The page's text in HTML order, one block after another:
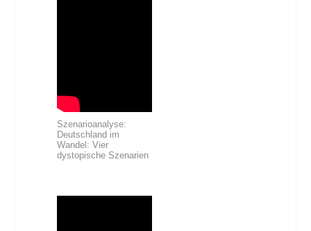
Szenarioanalyse:
Deutschland im
Wandel: Vier
dystopische Szenarien